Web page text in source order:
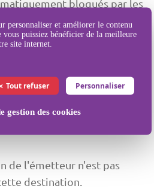
personnaliser et améliorer le contenu
vous puissiez bénéficier de la meilleure
site internet.
Tout refuser Personnaliser
gestion des cookies
bloqués par les
message ne doit pas
anti-spam sont présents
des envois de SMS sur
de l'émetteur n'est pas
destination.